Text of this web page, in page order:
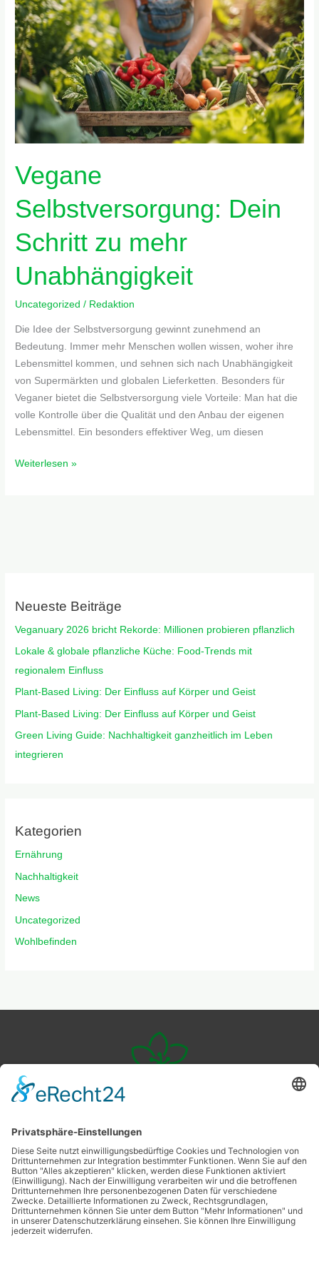
Vegane
Selbstversorgung: Dein
Schritt zu mehr
Unabhängigkeit
Uncategorized / Redaktion
Die Idee der Selbstversorgung gewinnt zunehmend an
Bedeutung. Immer mehr Menschen wollen wissen, woher ihre
Lebensmittel kommen, und sehnen sich nach Unabhängigkeit
von Supermärkten und globalen Lieferketten. Besonders für
Veganer bietet die Selbstversorgung viele Vorteile: Man hat die
volle Kontrolle über die Qualität und den Anbau der eigenen
Lebensmittel. Ein besonders effektiver Weg, um diesen
Selbstversorgung:
Dein
Schritt
zu
mehr
Unabhängigkeit
Weiterlesen »
Neueste Beiträge
Veganuary 2026 bricht Rekorde: Millionen probieren pflanzlich
Lokale & globale pflanzliche Küche: Food-Trends mit
regionalem Einfluss
Plant-Based Living: Der Einfluss auf Körper und Geist
Plant-Based Living: Der Einfluss auf Körper und Geist
Green Living Guide: Nachhaltigkeit ganzheitlich im Leben
integrieren
Kategorien
Ernährung
Nachhaltigkeit
News
Uncategorized
Wohlbefinden
Ernährung
Nachhaltigkeit